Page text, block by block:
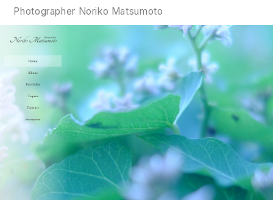
Photographer Noriko Matsumoto